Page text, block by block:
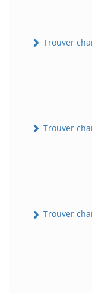
Trouver
Trouver
Trouver